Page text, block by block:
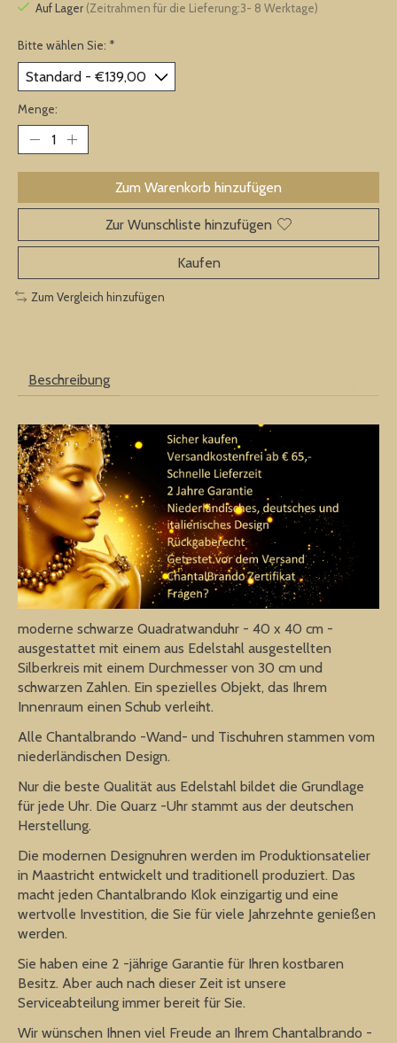
Auf Lager (Zeitrahmen für die Lieferung:3- 8 Werktage)
Bitte wählen Sie: *
Menge:
Zum Warenkorb hinzufügen
Zur Wunschliste hinzufügen
Kaufen
Zum Vergleich hinzufügen
Beschreibung
moderne schwarze Quadratwanduhr - 40 x 40 cm -
ausgestattet mit einem aus Edelstahl ausgestellten
Silberkreis mit einem Durchmesser von 30 cm und
schwarzen Zahlen. Ein spezielles Objekt, das Ihrem
Innenraum einen Schub verleiht.
Alle Chantalbrando -Wand- und Tischuhren stammen vom
niederländischen Design.
Nur die beste Qualität aus Edelstahl bildet die Grundlage
für jede Uhr. Die Quarz -Uhr stammt aus der deutschen
Herstellung.
Die modernen Designuhren werden im Produktionsatelier
in Maastricht entwickelt und traditionell produziert. Das
macht jeden Chantalbrando Klok einzigartig und eine
wertvolle Investition, die Sie für viele Jahrzehnte genießen
werden.
Sie haben eine 2 -jährige Garantie für Ihren kostbaren
Besitz. Aber auch nach dieser Zeit ist unsere
Serviceabteilung immer bereit für Sie.
Wir wünschen Ihnen viel Freude an Ihrem Chantalbrando -